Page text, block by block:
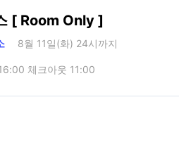
[ Room Only ]
8월 11일(화) 24시까지
체크아웃 11:00